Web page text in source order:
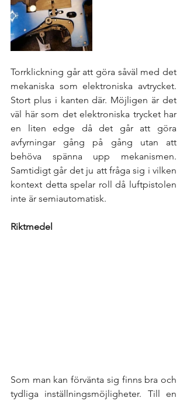
Torrklickning går att göra såväl med det
mekaniska som elektroniska avtrycket.
Stort plus i kanten där. Möjligen är det
väl här som det elektroniska trycket har
en liten edge då det går att göra
avfyrningar gång på gång utan att
behöva spänna upp mekanismen.
Samtidigt går det ju att fråga sig i vilken
kontext detta spelar roll då luftpistolen
inte är semiautomatisk.
Riktmedel
Som man kan förvänta sig finns bra och
tydliga inställningsmöjligheter. Till en